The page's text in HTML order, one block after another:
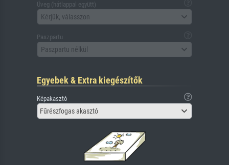
Üveg (hátlappal együtt)
Kérjük, válasszon
Paszpartu
Paszpartu nélkül
Egyebek & Extra kiegészítők
Képakasztó
Fűrészfogas akasztó